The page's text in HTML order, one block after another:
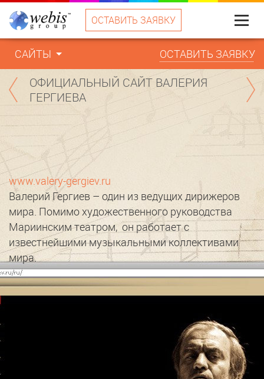
ОСТАВИТЬ ЗАЯВКУ Меню
САЙТЫ ОСТАВИТЬ ЗАЯВКУ
ОФИЦИАЛЬНЫЙ САЙТ ВАЛЕРИЯ
ГЕРГИЕВА
www.valery-gergiev.ru
Валерий Гергиев – один из ведущих дирижеров
мира. Помимо художественного руководства
Мариинским театром, он работает с
известнейшими музыкальными коллективами
мира.